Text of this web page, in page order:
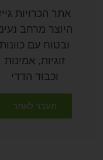
אתר הכרויות
היוצר מרחב
ובטוח עם כוונות
זוגיות, אמינות
וכבוד הדדי
מעבר לאתר